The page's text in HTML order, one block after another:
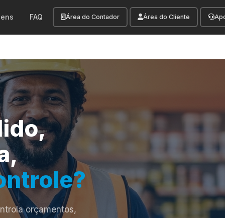
FAQ Área do Contador Área do Cliente
orçamentos,